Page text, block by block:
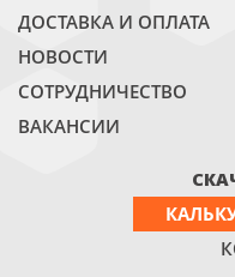
ДОСТАВКА И ОПЛАТА
НОВОСТИ
СОТРУДНИЧЕСТВО
ВАКАНСИИ